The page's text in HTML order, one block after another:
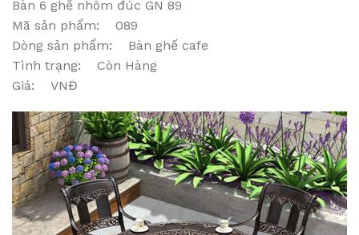
Bàn 6 ghế nhôm đúc GN 89
Mã sản phẩm: 089
Dòng sản phẩm: Bàn ghế cafe
Tình trạng: Còn Hàng
Giá: VNĐ